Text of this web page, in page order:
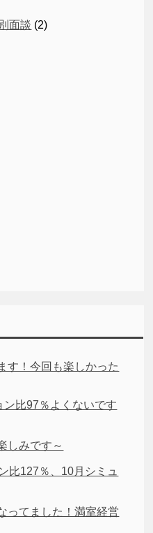
面談 (2)
す！今回も楽しかった
比97％よくないです
しみです～
比127％、10月シミュ
ってました！満室経営